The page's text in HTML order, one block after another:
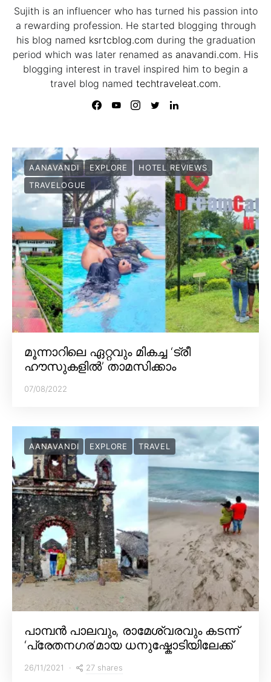
Sujith is an influencer who has turned his passion into
a rewarding profession. He started blogging through
his blog named ksrtcblog.com during the graduation
period which was later renamed as anavandi.com. His
blogging interest in travel inspired him to begin a
travel blog named techtraveleat.com.
AANAVANDI EXPLORE
HOTEL REVIEWS
TRAVELOGUE
മൂന്നാറിലെ ഏറ്റവും മികച്ച ‘ട്രീ
ഹൗസുകളിൽ’ താമസിക്കാം
07/08/2022
AANAVANDI EXPLORE TRAVEL
പാമ്പൻ പാലവും, രാമേശ്വരവും കടന്ന്
‘പ്രേതനഗര’മായ ധനുഷ്കോടിയിലേക്ക്
26/11/2021 27 shares